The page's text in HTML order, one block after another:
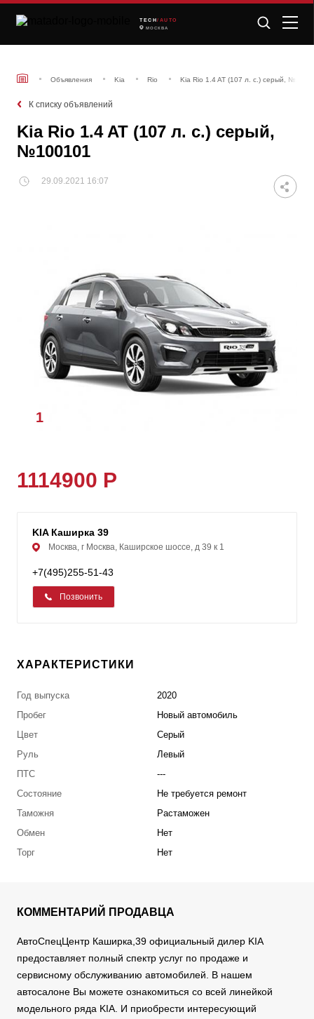
TECH /AUTO
МОСКВА
Объявления Kia Rio Kia Rio 1.4 AT (107 л. с.) серый,
К списку объявлений
Kia Rio 1.4 AT (107 л. с.) серый,
№100101
29.09.2021 16:07
1
1114900 Р
KIA Каширка 39
Москва, г Москва, Каширское шоссе, д 39 к 1
+7(495)255-51-43
Позвонить
ХАРАКТЕРИСТИКИ
Год выпуска
2020
Пробег
Новый автомобиль
Цвет
Серый
Руль
Левый
ПТС
---
Состояние
Не требуется ремонт
Таможня
Растаможен
Обмен
Нет
Торг
Нет
КОММЕНТАРИЙ ПРОДАВЦА
АвтоСпецЦентр Каширка,39 официальный дилер KIA
предоставляет полный спектр услуг по продаже и
сервисному обслуживанию автомобилей. В нашем
автосалоне Вы можете ознакомиться со всей линейкой
модельного ряда KIA. И приобрести интересующий